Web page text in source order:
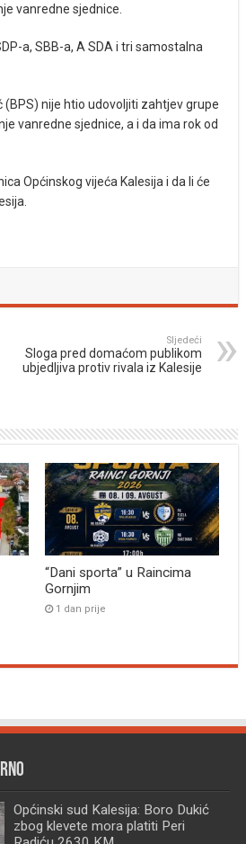
vanredne sjednice.
a, SBB-a, A SDA i tri samostalna
nije htio udovoljiti zahtjev grupe
vanredne sjednice, a i da ima rok od
Općinskog vijeća Kalesija i da li će
Sljedeći
Sloga pred domaćom publikom
ubjedljiva protiv rivala iz Kalesije
“Dani sporta” u Raincima
Gornjim
1 dan prije
Općinski sud Kalesija: Boro Dukić
zbog klevete mora platiti Peri